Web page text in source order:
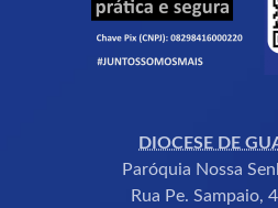
DIOCESE DE
Paróquia Nossa
Rua Pe. Sampaio,